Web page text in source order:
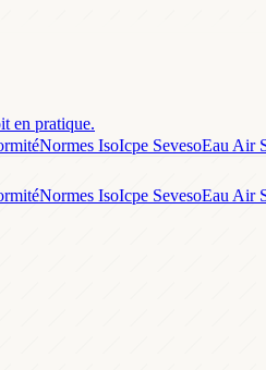
en pratique.
Normes IsoIcpe SevesoEau Air
Normes IsoIcpe SevesoEau Air